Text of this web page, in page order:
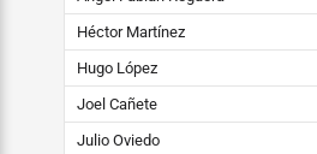
content/uploads/2019/04/STEIBI-
WEB-
2.png
Héctor Martínez
Hugo López
Joel Cañete
Julio Oviedo